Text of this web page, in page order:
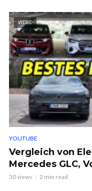
VIDEO
YOUTUBE
Vergleich von
Mercedes GLC,
30 views 2 min read